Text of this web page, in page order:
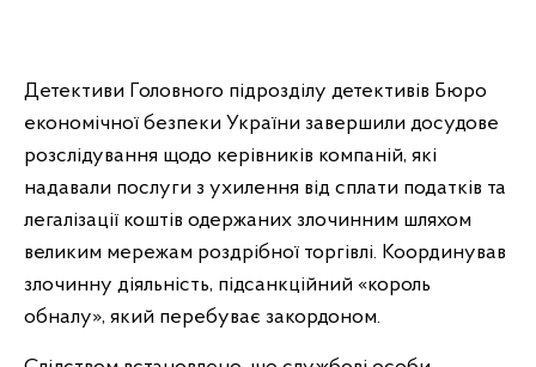
Детективи Головного підрозділу детективів Бюро
економічної безпеки України завершили досудове
розслідування щодо керівників компаній, які
надавали послуги з ухилення від сплати податків та
легалізації коштів одержаних злочинним шляхом
великим мережам роздрібної торгівлі. Координував
злочинну діяльність, підсанкційний «король
обналу», який перебуває закордоном.